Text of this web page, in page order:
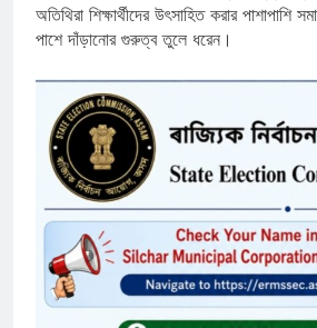
অতিথিরা শিক্ষার্থীদের উৎসাহিত করার পাশাপাশি
পাশে দাঁড়ানোর গুরুত্ব তুলে ধরেন।